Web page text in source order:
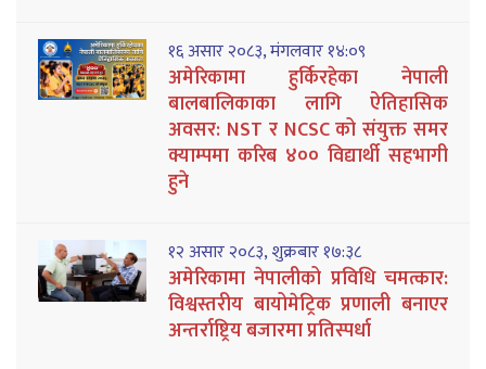
१६ असार २०८३, मंगलवार १४:०९
अमेरिकामा हुर्किरहेका नेपाली
बालबालिकाका लागि ऐतिहासिक
अवसर: NST र NCSC को संयुक्त समर
क्याम्पमा करिब ४०० विद्यार्थी सहभागी
हुने
१२ असार २०८३, शुक्रबार १७:३८
अमेरिकामा नेपालीको प्रविधि चमत्कार:
विश्वस्तरीय बायोमेट्रिक प्रणाली बनाएर
अन्तर्राष्ट्रिय बजारमा प्रतिस्पर्धा